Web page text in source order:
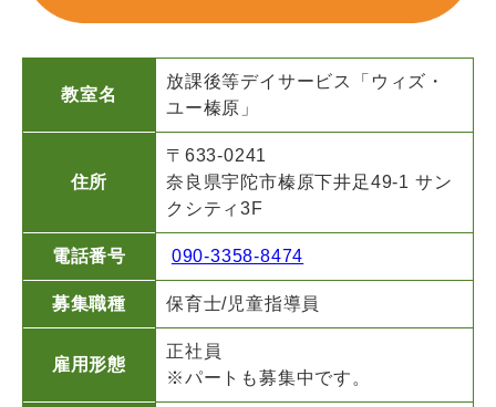
教室名
放課後等デイサービス「ウィズ・
ユー榛原」
住所
〒633-0241
奈良県宇陀市榛原下井足49-1 サン
クシティ3F
電話番号 090-3358-8474
募集職種 保育士/児童指導員
雇用形態
正社員
※パートも募集中です。